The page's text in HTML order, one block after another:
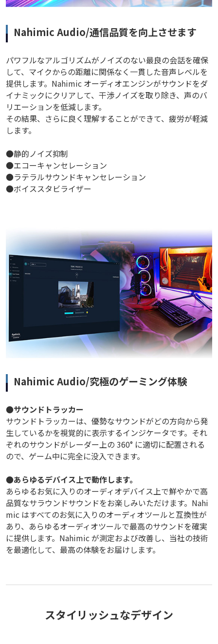
Nahimic Audio/通信品質を向上させます
パワフルなアルゴリズムがノイズのない最良の会話を確保
して、マイクからの距離に関係なく一貫した音声レベルを
提供します。Nahimic オーディオエンジンがサウンドをダ
イナミックにクリアして、干渉ノイズを取り除き、声のバ
リエーションを低減します。
その結果、さらに良く理解することができて、疲労が軽減
します。
●静的ノイズ抑制
●エコーキャンセレーション
●ラテラルサウンドキャンセレーション
●ボイススタビライザー
Nahimic Audio/究極のゲーミング体験
●サウンドトラッカー
サウンドトラッカーは、優勢なサウンドがどの方向から発
生しているかを視覚的に表示するインジケータです。それ
ぞれのサウンドがレーダー上の 360° に適切に配置される
ので、ゲーム中に完全に没入できます。
●あらゆるデバイス上で動作します。
あらゆるお気に入りのオーディオデバイス上で鮮やかで高
品質なサラウンドサウンドをお楽しみいただけます。Nahi
mic はすべてのお気に入りのオーディオツールと互換性が
あり、あらゆるオーディオツールで最高のサウンドを確実
に提供します。Nahimic が測定および改善し、当社の技術
を最適化して、最高の体験をお届けします。
スタイリッシュなデザイン